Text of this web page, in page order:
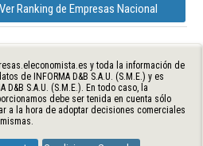
Ver Ranking de Empresas Nacional
y toda la información de
de INFORMA D&B S.A.U. (S.M.E.) y es
S.A.U. (S.M.E.). En todo caso, la
debe ser tenida en cuenta sólo
a la hora de adoptar decisiones comerciales